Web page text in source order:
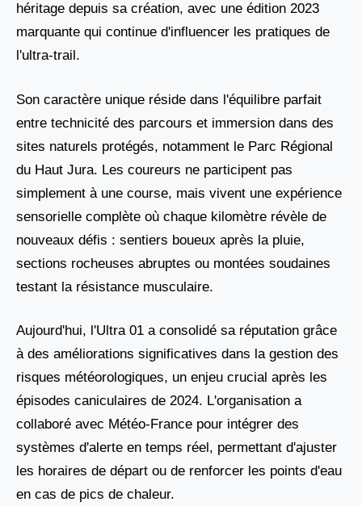
héritage depuis sa création, avec une édition 2023
marquante qui continue d'influencer les pratiques de
l'ultra-trail.
Son caractère unique réside dans l'équilibre parfait
entre technicité des parcours et immersion dans des
sites naturels protégés, notamment le Parc Régional
du Haut Jura. Les coureurs ne participent pas
simplement à une course, mais vivent une expérience
sensorielle complète où chaque kilomètre révèle de
nouveaux défis : sentiers boueux après la pluie,
sections rocheuses abruptes ou montées soudaines
testant la résistance musculaire.
Aujourd'hui, l'Ultra 01 a consolidé sa réputation grâce
à des améliorations significatives dans la gestion des
risques météorologiques, un enjeu crucial après les
épisodes caniculaires de 2024. L'organisation a
collaboré avec Météo-France pour intégrer des
systèmes d'alerte en temps réel, permettant d'ajuster
les horaires de départ ou de renforcer les points d'eau
en cas de pics de chaleur.